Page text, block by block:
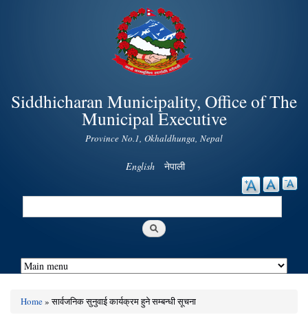
Skip to
main
content
Siddhicharan Municipality, Office of The
Municipal Executive
Province No.1, Okhaldhunga, Nepal
English नेपाली
Search
Home» सार्वजनिक सुनुवाई कार्यक्रम हुने सम्बन्धी सूचना